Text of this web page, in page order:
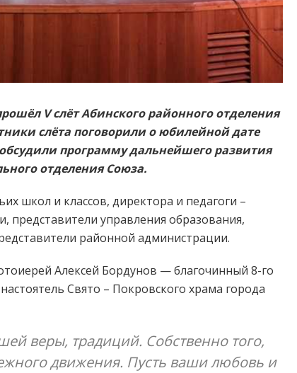
V слёт Абинского районного отделения
слёта поговорили о юбилейной дате
программу дальнейшего развития
отделения Союза.
школ и классов, директора и педагоги –
представители управления образования,
районной администрации.
Алексей Бордунов — благочинный 8-го
Свято – Покровского храма города
веры, традиций. Собственно того,
движения. Пусть ваши любовь и